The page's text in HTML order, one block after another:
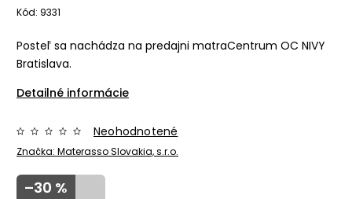
Kód: 9331
Posteľ sa nachádza na predajni matraCentrum OC NIVY
Bratislava.
Detailné informácie
Značka: Materasso Slovakia, s.r.o.
Neohodnotené
–30 %